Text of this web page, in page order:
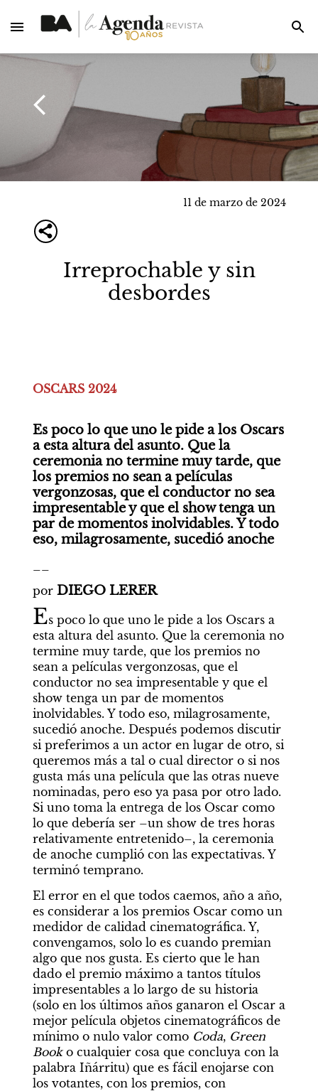
11 de marzo de 2024
Irreprochable y sin
desbordes
OSCARS 2024
Es poco lo que uno le pide a los Oscars
a esta altura del asunto. Que la
ceremonia no termine muy tarde, que
los premios no sean a películas
vergonzosas, que el conductor no sea
impresentable y que el show tenga un
par de momentos inolvidables. Y todo
eso, milagrosamente, sucedió anoche
por DIEGO LERER
Es poco lo que uno le pide a los Oscars a
esta altura del asunto. Que la ceremonia no
termine muy tarde, que los premios no
sean a películas vergonzosas, que el
conductor no sea impresentable y que el
show tenga un par de momentos
inolvidables. Y todo eso, milagrosamente,
sucedió anoche. Después podemos discutir
si preferimos a un actor en lugar de otro, si
queremos más a tal o cual director o si nos
gusta más una película que las otras nueve
nominadas, pero eso ya pasa por otro lado.
Si uno toma la entrega de los Oscar como
lo que debería ser –un show de tres horas
relativamente entretenido–, la ceremonia
de anoche cumplió con las expectativas. Y
terminó temprano.
El error en el que todos caemos, año a año,
es considerar a los premios Oscar como un
medidor de calidad cinematográfica. Y,
convengamos, solo lo es cuando premian
algo que nos gusta. Es cierto que le han
dado el premio máximo a tantos títulos
impresentables a lo largo de su historia
(solo en los últimos años ganaron el Oscar a
mejor película objetos cinematográficos de
mínimo o nulo valor como Coda, Green
Book o cualquier cosa que concluya con la
palabra Iñárritu) que es fácil enojarse con
los votantes, con los premios, con